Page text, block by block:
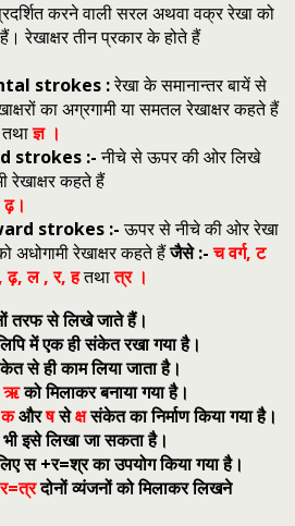
करने वाली सरल अथवा वक्र रेखा को
रेखाक्षर तीन प्रकार के होते हैं
strokes :रेखा के समानान्‍तर बायें से
का अग्रगामी या समतल रेखाक्षर कहते हैं
तथाज्ञ ।
strokes :-नीचे से ऊपर की ओर लिखे
रेखाक्षर कहते हैं
ढ़।
strokes :-ऊपर से नीचे की ओर रेखा
अधोगामी रेखाक्षर कहते हैंजैसे :- च वर्ग, ट
ढ़, ल , र, हतथात्र।
तरफ से लिखे जाते हैं।
में एक ही संकेत रखा गया है।
से ही काम लिया जाता है।
ऋको मिलाकर बनाया गया है।
कऔरषसेक्षसंकेत का निर्माण किया गया है।
इसे लिखा जा सकता है।
स +र=श्र का उपयोग किया गया है।
दोनों व्‍यंजनों को मिलाकर लिखने